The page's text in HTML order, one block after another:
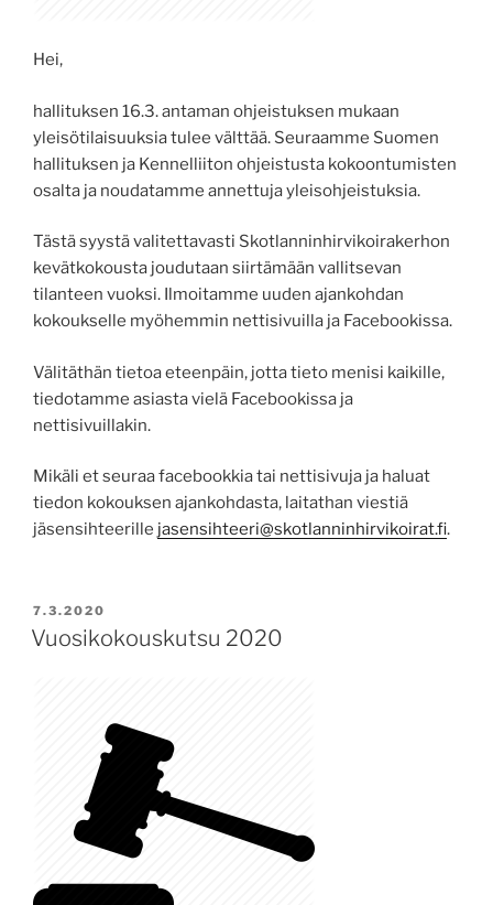
Hei,
hallituksen 16.3. antaman ohjeistuksen mukaan
yleisötilaisuuksia tulee välttää. Seuraamme Suomen
hallituksen ja Kennelliiton ohjeistusta kokoontumisten
osalta ja noudatamme annettuja yleisohjeistuksia.
Tästä syystä valitettavasti Skotlanninhirvikoirakerhon
kevätkokousta joudutaan siirtämään vallitsevan
tilanteen vuoksi. Ilmoitamme uuden ajankohdan
kokoukselle myöhemmin nettisivuilla ja Facebookissa.
Välitäthän tietoa eteenpäin, jotta tieto menisi kaikille,
tiedotamme asiasta vielä Facebookissa ja
nettisivuillakin.
Mikäli et seuraa facebookkia tai nettisivuja ja haluat
tiedon kokouksen ajankohdasta, laitathan viestiä
jäsensihteerille jasensihteeri@skotlanninhirvikoirat.fi.
POSTED
ON
7.3.2020
Vuosikokouskutsu 2020